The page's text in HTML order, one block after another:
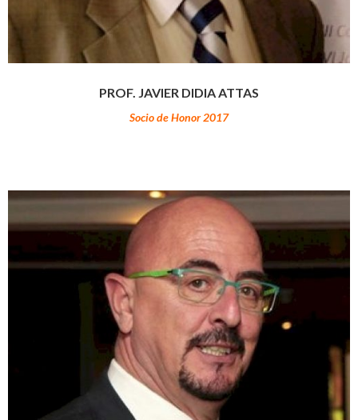
PROF. JAVIER DIDIA ATTAS
Socio de Honor 2017